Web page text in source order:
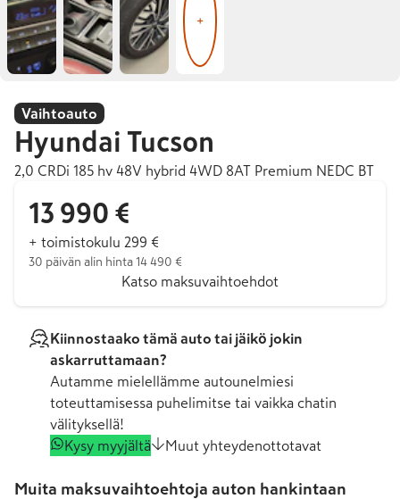
+
Vaihtoauto
Hyundai Tucson
2,0 CRDi 185 hv 48V hybrid 4WD 8AT Premium NEDC BT
13 990 €
+ toimistokulu 299 €
30 päivän alin hinta 14 490 €
Katso maksuvaihtoehdot
Kiinnostaako tämä auto tai jäikö jokin
askarruttamaan?
Autamme mielellämme autounelmiesi
toteuttamisessa puhelimitse tai vaikka chatin
välityksellä!
Kysy myyjältä
Muut yhteydenottotavat
Muita maksuvaihtoehtoja auton hankintaan